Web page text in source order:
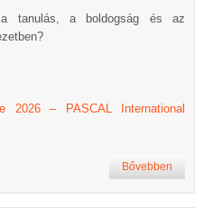
a tanulás, a boldogság és az
2026 – PASCAL International
Bővebben